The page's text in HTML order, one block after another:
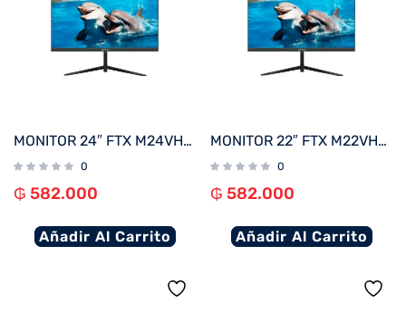
MONITOR 24″ FTX M24VHDFML FHD VGA/HDMI/75HZ/1MS/VA/BIVOLT BORDE INFINITO
0
₲ 582.000
Añadir Al Carrito
MONITOR 22″ FTX M22VHDFML FHD VGA/HDMI/75HZ/1MS/VA/BIVOLT BORDE INFINITO
0
₲ 582.000
Añadir Al Carrito